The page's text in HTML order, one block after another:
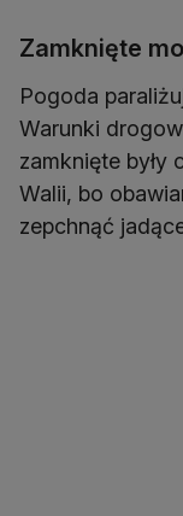
Zamknięte
Pogoda
Warunki
zamknięte były
Walii, bo
zepchnąć